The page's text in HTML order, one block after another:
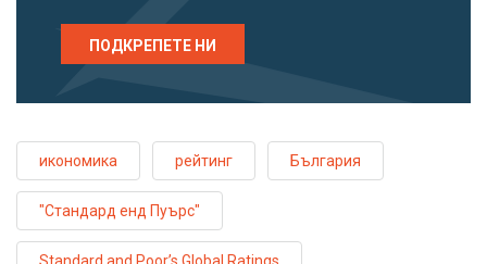
ПОДКРЕПЕТЕ НИ
икономика рейтинг България
"Стандард енд Пуърс"